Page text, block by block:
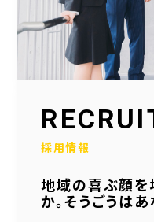
当社公式SNSアカウントを立
2026.01.16
採用サイトを大幅リニューア
社会福祉協議会様と協働で
広告枠付きエンディングノー
採用情報
地域の喜ぶ顔を
か。そうごうは